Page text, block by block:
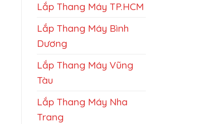
Lắp Thang Máy TP.HCM
Lắp Thang Máy Bình
Dương
Lắp Thang Máy Vũng
Tàu
Lắp Thang Máy Nha
Trang